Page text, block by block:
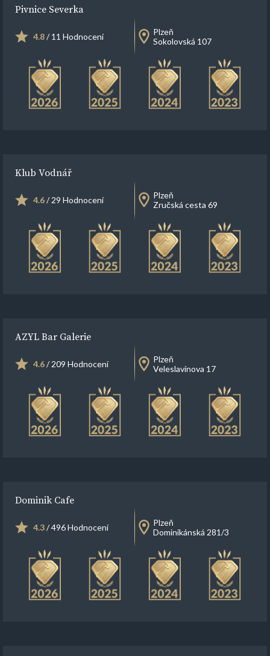
Pivnice Severka
4.8/ 11 Hodnocení
Plzeň
Sokolovská 107
Klub Vodnář
4.6/ 29 Hodnocení
Plzeň
Zručská cesta 69
AZYL Bar Galerie
4.6/ 209 Hodnocení
Plzeň
Veleslavínova 17
Dominik Cafe
4.3/ 496 Hodnocení
Plzeň
Dominikánská 281/3